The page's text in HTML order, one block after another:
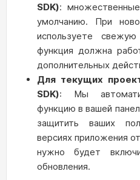
SDK):
умолчанию. При
используете
функция должна
дополнительных
Для текущих
SDK): Мы
функцию в вашей
защитить ваших
версиях приложения
нужно будет
обновления.